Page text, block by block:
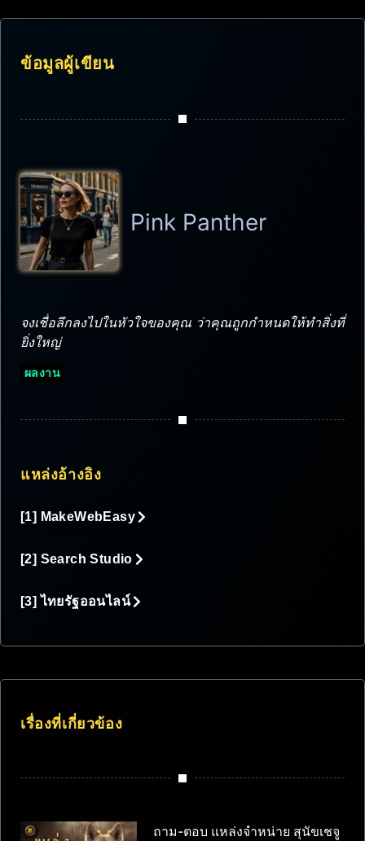
ข้อมูลผู้เขียน
Pink Panther
จงเชื่อลึกลงไปในหัวใจของคุณ ว่าคุณถูกกำหนดให้ทำสิ่งที่
ยิ่งใหญ่
ผลงาน
แหล่งอ้างอิง
[1] MakeWebEasy
[2] Search Studio
[3] ไทยรัฐออนไลน์
เรื่องที่เกี่ยวข้อง
ถาม-ตอบ แหล่งจำหน่าย สุนัขเชจู